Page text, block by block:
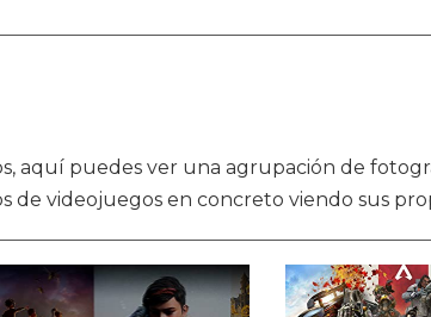
aquí puedes ver una agrupación de
de videojuegos en concreto viendo sus